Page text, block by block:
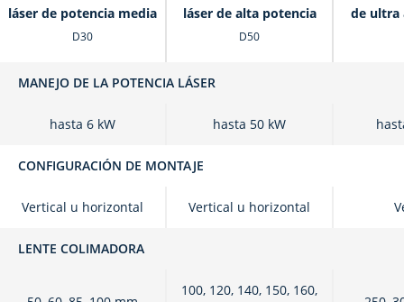
láser de potencia media
láser de alta potencia
de ultra
D30 D50
MANEJO DE LA POTENCIA LÁSER
hasta 6 kW hasta 50 kW
CONFIGURACIÓN DE MONTAJE
Vertical u horizontal Vertical u horizontal
LENTE COLIMADORA
100, 120, 140, 150, 160,